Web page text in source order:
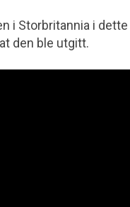
i Storbritannia i
den ble utgitt.